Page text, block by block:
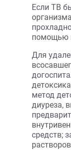
Если ТВ
помощью
Для
метод
диуреза,
средств;